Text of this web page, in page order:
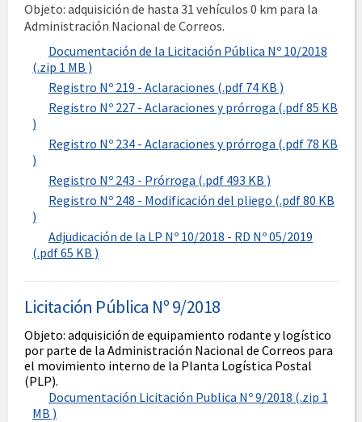
Objeto: adquisición de hasta 31 vehículos 0 km para la
Administración Nacional de Correos.
Documentación de la Licitación Pública Nº 10/2018
(.zip 1 MB )
Registro Nº 219 - Aclaraciones (.pdf 74 KB )
Registro Nº 227 - Aclaraciones y prórroga (.pdf 85 KB
)
Registro Nº 234 - Aclaraciones y prórroga (.pdf 78 KB
)
Registro Nº 243 - Prórroga (.pdf 493 KB )
Registro Nº 248 - Modificación del pliego (.pdf 80 KB
)
Adjudicación de la LP Nº 10/2018 - RD Nº 05/2019
(.pdf 65 KB )
Licitación Pública Nº 9/2018
Objeto: adquisición de equipamiento rodante y logístico
por parte de la Administración Nacional de Correos para
el movimiento interno de la Planta Logística Postal
(PLP).
Documentación Licitación Publica Nº 9/2018 (.zip 1
MB )